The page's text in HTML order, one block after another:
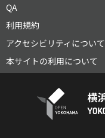
QA
利用規約
アクセシビリティについて
本サイトの利用について